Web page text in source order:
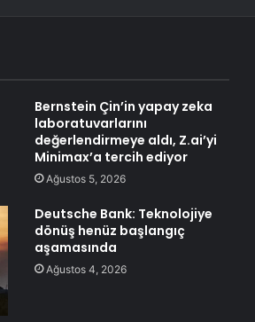
Bernstein Çin’in yapay zeka
laboratuvarlarını
değerlendirmeye aldı, Z.ai’yi
Minimax’a tercih ediyor
Ağustos 5, 2026
Deutsche Bank: Teknolojiye
dönüş henüz başlangıç
aşamasında
Ağustos 4, 2026